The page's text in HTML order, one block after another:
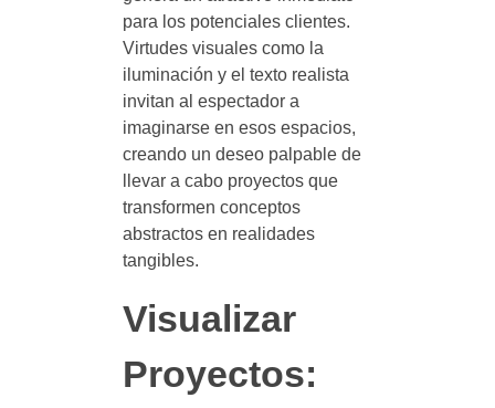
para los potenciales clientes.
Virtudes visuales como la
iluminación y el texto realista
invitan al espectador a
imaginarse en esos espacios,
creando un deseo palpable de
llevar a cabo proyectos que
transformen conceptos
abstractos en realidades
tangibles.
Visualizar
Proyectos: